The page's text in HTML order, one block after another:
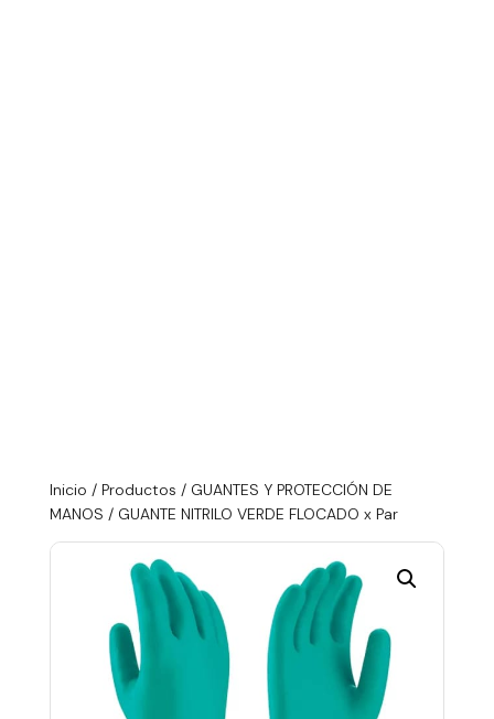
Inicio / Productos / GUANTES Y PROTECCIÓN DE
MANOS / GUANTE NITRILO VERDE FLOCADO x Par